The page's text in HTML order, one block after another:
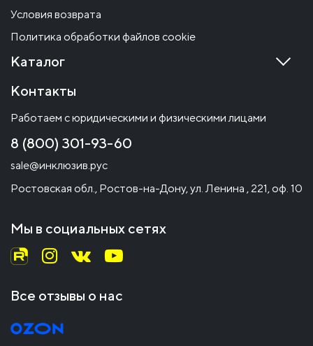
Условия возврата
Политика обработки файлов cookie
Каталог
Контакты
Работаем с юридическими и физическими лицами
8 (800) 301-93-60
sale@инклюзив.рус
Ростовская обл., Ростов-на-Дону, ул. Ленина , 221, оф. 10
Мы в социальных сетях
Все отзывы о нас